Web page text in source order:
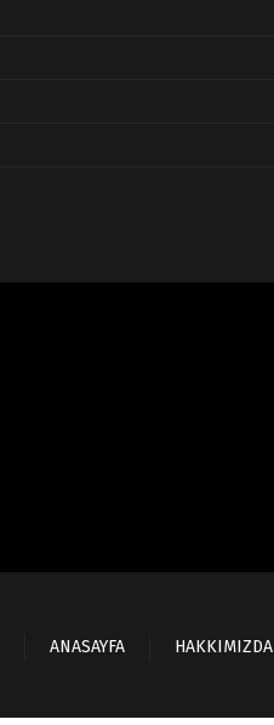
ANASAYFA HAKKIMIZDA